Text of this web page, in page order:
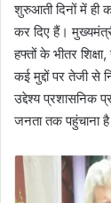
शुरुआती दिनों में
कर दिए हैं।
हफ्तों के भीतर
कई मुद्दों पर तेजी से
उद्देश्य प्रशासनिक
जनता तक पहुंचाना